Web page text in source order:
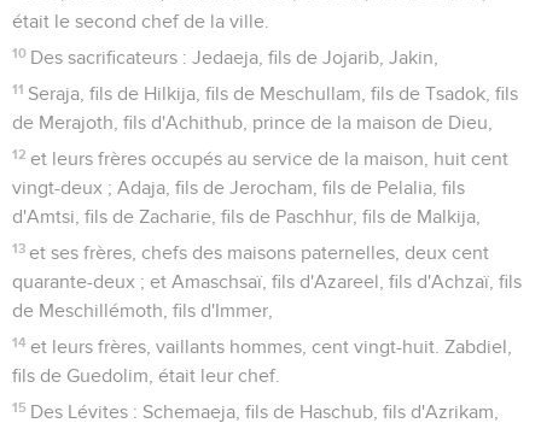
était le second chef de la ville.
10 Des sacrificateurs : Jedaeja, fils de Jojarib, Jakin,
11 Seraja, fils de Hilkija, fils de Meschullam, fils de Tsadok, fils
de Merajoth, fils d'Achithub, prince de la maison de Dieu,
12 et leurs frères occupés au service de la maison, huit cent
vingt-deux ; Adaja, fils de Jerocham, fils de Pelalia, fils
d'Amtsi, fils de Zacharie, fils de Paschhur, fils de Malkija,
13 et ses frères, chefs des maisons paternelles, deux cent
quarante-deux ; et Amaschsaï, fils d'Azareel, fils d'Achzaï, fils
de Meschillémoth, fils d'Immer,
14 et leurs frères, vaillants hommes, cent vingt-huit. Zabdiel,
fils de Guedolim, était leur chef.
15 Des Lévites : Schemaeja, fils de Haschub, fils d'Azrikam,